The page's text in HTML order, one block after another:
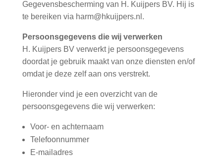
Gegevensbescherming van H. Kuijpers BV. Hij is
te bereiken via harm@hkuijpers.nl.
Persoonsgegevens die wij verwerken
H. Kuijpers BV verwerkt je persoonsgegevens
doordat je gebruik maakt van onze diensten en/of
omdat je deze zelf aan ons verstrekt.
Hieronder vind je een overzicht van de
persoonsgegevens die wij verwerken:
Voor- en achternaam
Telefoonnummer
E-mailadres